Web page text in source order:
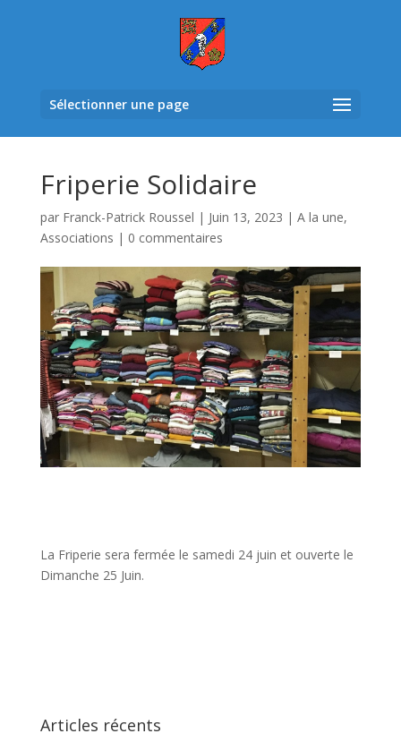
Sélectionner une page
Friperie Solidaire
par Franck-Patrick Roussel | Juin 13, 2023 | A la une,
Associations | 0 commentaires
La Friperie sera fermée le samedi 24 juin et ouverte le
Dimanche 25 Juin.
Articles récents